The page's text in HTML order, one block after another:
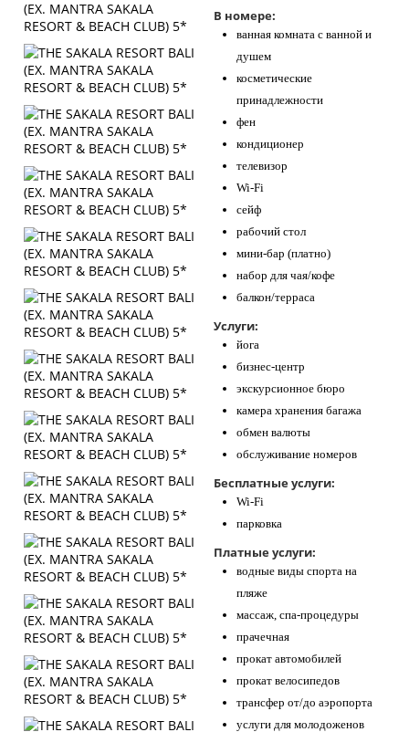
В номере:
ванная комната с ванной и
душем
косметические
принадлежности
фен
кондиционер
телевизор
Wi-Fi
сейф
рабочий стол
мини-бар (платно)
набор для чая/кофе
балкон/терраса
Услуги:
йога
бизнес-центр
экскурсионное бюро
камера хранения багажа
обмен валюты
обслуживание номеров
Бесплатные услуги:
Wi-Fi
парковка
Платные услуги:
водные виды спорта на
пляже
массаж, спа-процедуры
прачечная
прокат автомобилей
прокат велосипедов
трансфер от/до аэропорта
услуги для молодоженов